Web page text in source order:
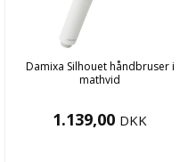
Damixa Silhouet håndbruser i
mathvid
1.139,00 DKK